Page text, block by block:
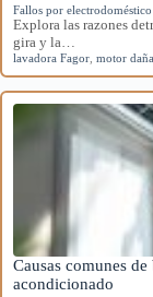
Fallos por electrodoméstico
Explora las razones
gira y la…
lavadora Fagor motor
Causas comunes
acondicionado